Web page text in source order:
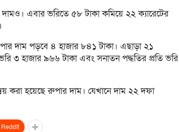
এবার ভরিতে ৫৮ টাকা কমিয়ে ২২ ক্যারেটের
দাম পড়বে ৪ হাজার ৮৪১ টাকা। এছাড়া ২১
৩ হাজার ৯৬৬ টাকা এবং সনাতন পদ্ধতির প্রতি ভরি
করা হয়েছে রুপার দাম। যেখানে দাম ২২ দফা
ReddIt